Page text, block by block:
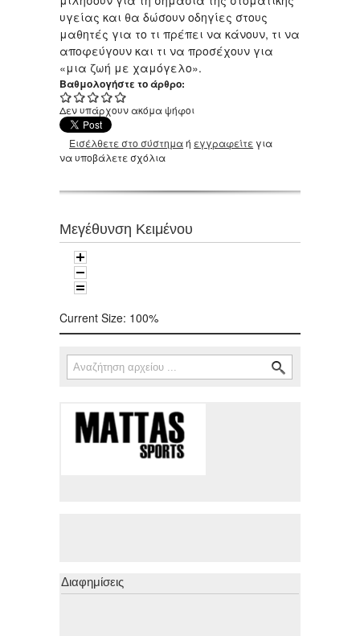
υγείας και θα δώσουν οδηγίες στους
μαθητές για το τι πρέπει να κάνουν, τι να
αποφεύγουν και τι να προσέχουν για
«μια ζωή με χαμόγελο».
Βαθμολογήστε το άρθρο:
Δεν υπάρχουν ακόμα ψήφοι
Εισέλθετε στο σύστημαή εγγραφείτε για
να υποβάλετε σχόλια
Μεγέθυνση Κειμένου
Current Size: 100%
Φόρμα αναζήτησης
Αναζήτηση
Διαφημίσεις